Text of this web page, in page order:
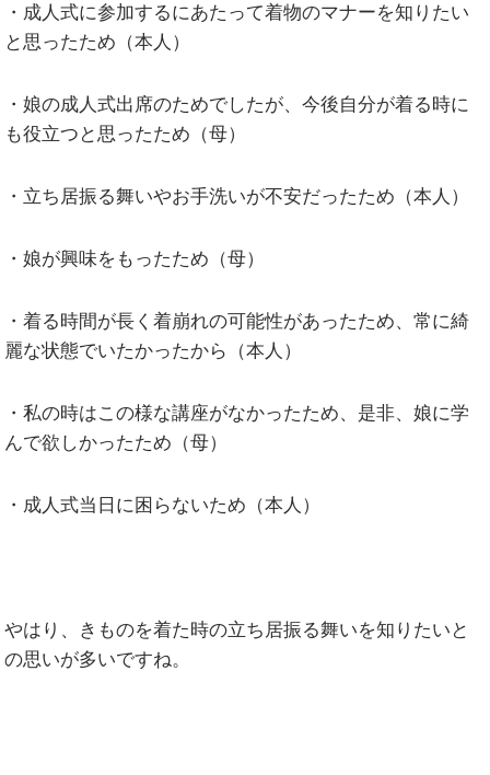
・成人式に参加するにあたって着物のマナーを知りたい
と思ったため（本人）
・娘の成人式出席のためでしたが、今後自分が着る時に
も役立つと思ったため（母）
・立ち居振る舞いやお手洗いが不安だったため（本人）
・娘が興味をもったため（母）
・着る時間が長く着崩れの可能性があったため、常に綺
麗な状態でいたかったから（本人）
・私の時はこの様な講座がなかったため、是非、娘に学
んで欲しかったため（母）
・成人式当日に困らないため（本人）
やはり、きものを着た時の立ち居振る舞いを知りたいと
の思いが多いですね。